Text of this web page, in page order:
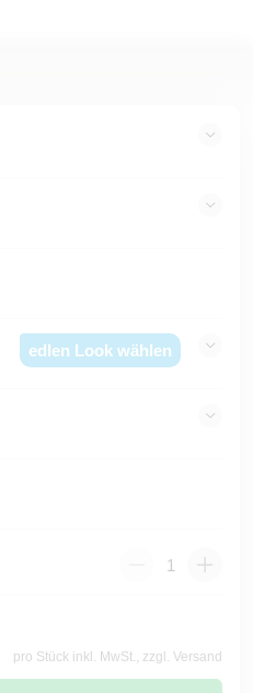
edlen Look wählen
pro Stück inkl. MwSt., zzgl. Versand